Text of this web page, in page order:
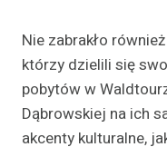
Nie zabrakło
którzy dzielili się
pobytów w
Dąbrowskiej na ich
akcenty kulturalne,